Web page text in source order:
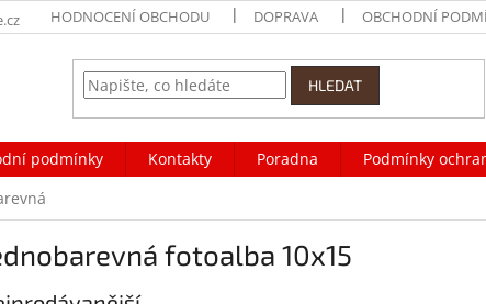
HODNOCENÍ OBCHODU DOPRAVA OBCHODNÍ
HLEDAT
podmínky Kontakty Poradna Podmínky
fotoalba 10x15